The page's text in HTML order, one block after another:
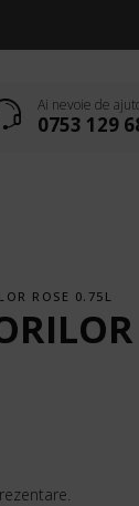
Ai nevoie de
0753 129
ROSE 0.75L